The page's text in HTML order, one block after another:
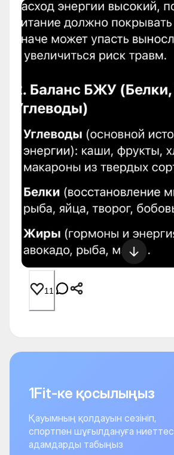
11
1Fit-ке қосылыңыз
Қауымның қолдауын сезініп,
спортпен шұғылдануға ниеттес
адамдарды табыңыз